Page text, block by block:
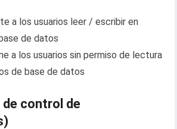
a los usuarios leer / escribir en
de datos
a los usuarios sin permiso de lectura
de base de datos
de control de